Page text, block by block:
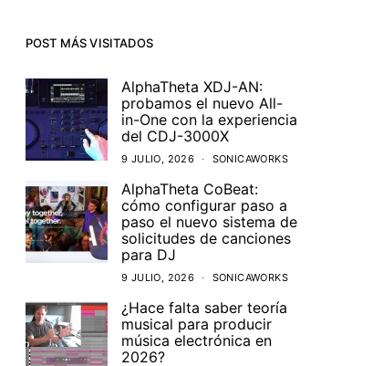
POST MÁS VISITADOS
AlphaTheta XDJ-AN:
probamos el nuevo All-
in-One con la experiencia
del CDJ-3000X
9 JULIO, 2026 SONICAWORKS
AlphaTheta CoBeat:
cómo configurar paso a
paso el nuevo sistema de
solicitudes de canciones
para DJ
9 JULIO, 2026 SONICAWORKS
¿Hace falta saber teoría
musical para producir
música electrónica en
2026?